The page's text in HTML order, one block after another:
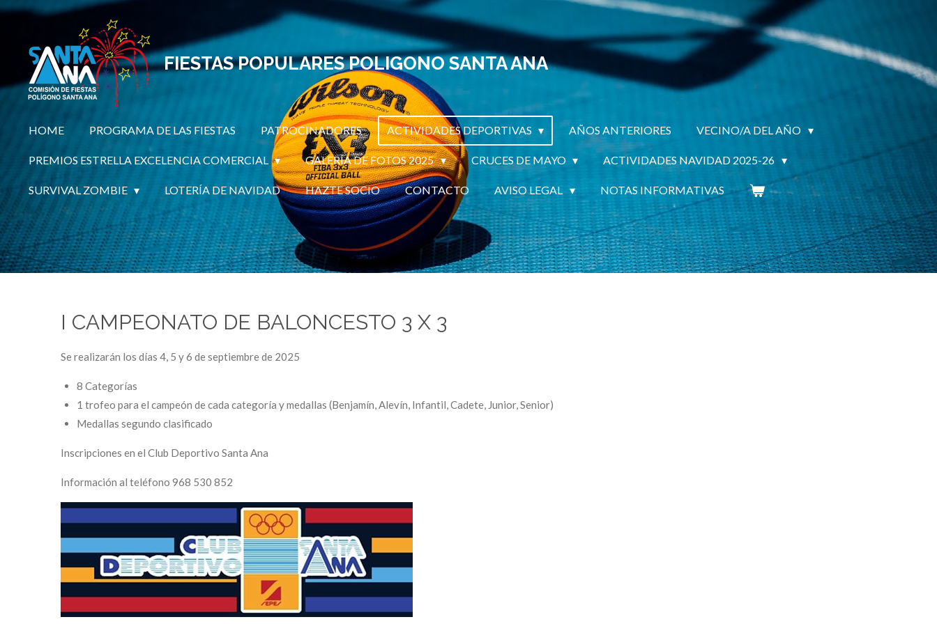
Ir
contenido
principal
FIESTAS POPULARES POLIGONO SANTA ANA
HOME PROGRAMA DE LAS FIESTAS PATROCINADORES ACTIVIDADES DEPORTIVAS AÑOS ANTERIORES VECINO/A DEL AÑO
PREMIOS ESTRELLA EXCELENCIA COMERCIAL GALERÍA DE FOTOS 2025 CRUCES DE MAYO ACTIVIDADES NAVIDAD 2025-26
SURVIVAL ZOMBIE LOTERÍA DE NAVIDAD HAZTE SOCIO CONTACTO AVISO LEGAL NOTAS INFORMATIVAS
I CAMPEONATO DE BALONCESTO 3 X 3
Se realizarán los días 4, 5 y 6 de septiembre de 2025
8 Categorías
1 trofeo para el campeón de cada categoría y medallas (Benjamín, Alevín, Infantil, Cadete, Junior, Senior)
Medallas segundo clasificado
Inscripciones en el Club Deportivo Santa Ana
Información al teléfono 968 530 852